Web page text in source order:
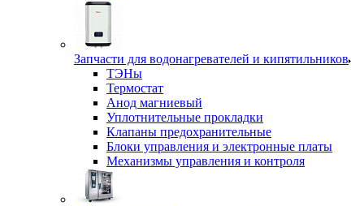
Запчасти для водонагревателей и кипятильников
ТЭНы
Термостат
Анод магниевый
Уплотнительные прокладки
Клапаны предохранительные
Блоки управления и электронные платы
Механизмы управления и контроля